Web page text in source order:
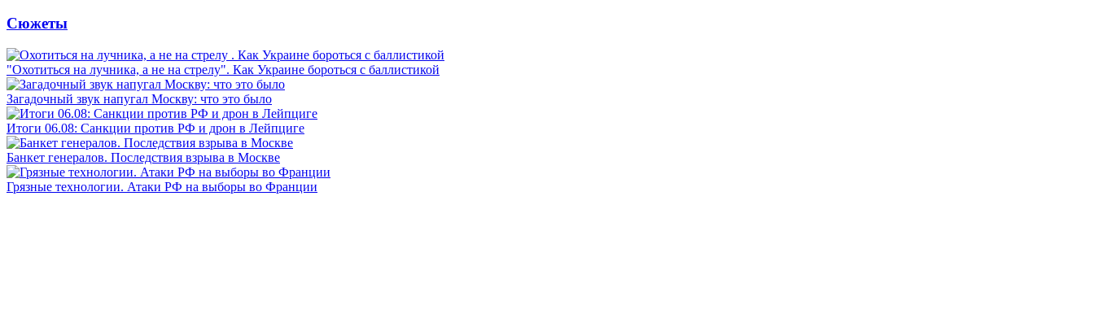
Сюжеты
"Охотиться на лучника, а не на стрелу". Как Украине бороться с баллистикой
Загадочный звук напугал Москву: что это было
Итоги 06.08: Санкции против РФ и дрон в Лейпциге
Банкет генералов. Последствия взрыва в Москве
Грязные технологии. Атаки РФ на выборы во Франции